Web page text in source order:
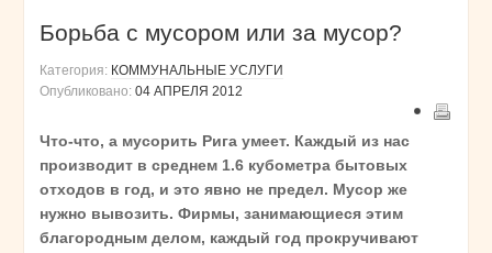
Борьба с мусором или за мусор?
Категория: КОММУНАЛЬНЫЕ УСЛУГИ
Опубликовано: 04 АПРЕЛЯ 2012
Что-что, а мусорить Рига умеет. Каждый из нас
производит в среднем 1.6 кубометра бытовых
отходов в год, и это явно не предел. Мусор же
нужно вывозить. Фирмы, занимающиеся этим
благородным делом, каждый год прокручивают